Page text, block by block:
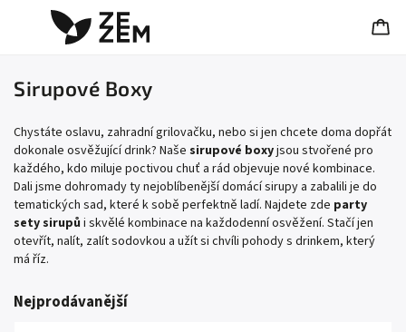
Sirupové Boxy
Chystáte oslavu, zahradní grilovačku, nebo si jen chcete doma dopřát
dokonale osvěžující drink? Naše sirupové boxyjsou stvořené pro
každého, kdo miluje poctivou chuť a rád objevuje nové kombinace.
Dali jsme dohromady ty nejoblíbenější domácí sirupy a zabalili je do
tematických sad, které k sobě perfektně ladí. Najdete zde party
sety sirupů i skvělé kombinace na každodenní osvěžení. Stačí jen
otevřít, nalít, zalít sodovkou a užít si chvíli pohody s drinkem, který
má říz.
Nejprodávanější